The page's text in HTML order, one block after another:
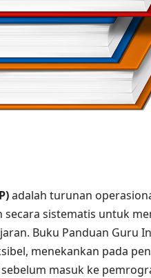
adalah turunan
secara sistematis untuk
Buku Panduan Guru
menekankan pada
masuk ke